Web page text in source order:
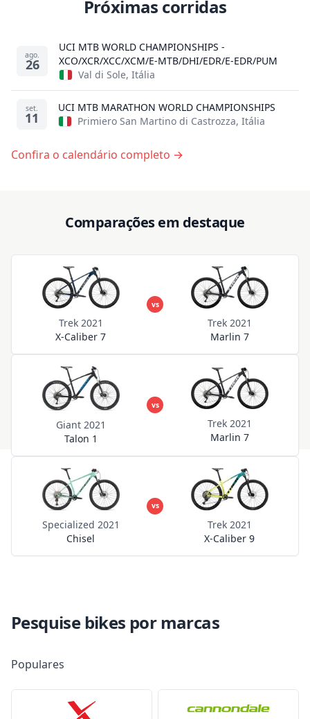
Próximas corridas
ago.
26
UCI MTB WORLD CHAMPIONSHIPS -
XCO/XCR/XCC/XCM/E-MTB/DHI/EDR/E-EDR/PUM
Val di Sole, Itália
set.
11
UCI MTB MARATHON WORLD CHAMPIONSHIPS
Primiero San Martino di Castrozza, Itália
Confira o calendário completo →
Comparações em destaque
Trek 2021
X-Caliber 7
vs
Trek 2021
Marlin 7
Giant 2021
Talon 1
vs
Trek 2021
Marlin 7
Specialized 2021
Chisel
vs
Trek 2021
X-Caliber 9
Pesquise bikes por marcas
Populares